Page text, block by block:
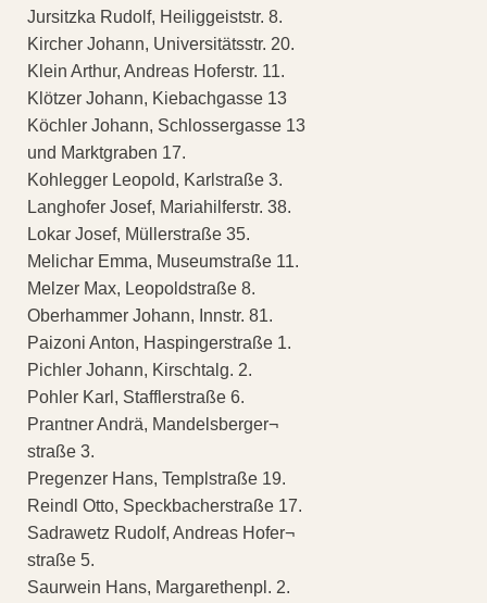
Jursitzka Rudolf, Heiliggeiststr. 8.
Kircher Johann, Universitätsstr. 20.
Klein Arthur, Andreas Hoferstr. 11.
Klötzer Johann, Kiebachgasse 13
Köchler Johann, Schlossergasse 13
und Marktgraben 17.
Kohlegger Leopold, Karlstraße 3.
Langhofer Josef, Mariahilferstr. 38.
Lokar Josef, Müllerstraße 35.
Melichar Emma, Museumstraße 11.
Melzer Max, Leopoldstraße 8.
Oberhammer Johann, Innstr. 81.
Paizoni Anton, Haspingerstraße 1.
Pichler Johann, Kirschtalg. 2.
Pohler Karl, Stafflerstraße 6.
Prantner Andrä, Mandelsberger¬
straße 3.
Pregenzer Hans, Templstraße 19.
Reindl Otto, Speckbacherstraße 17.
Sadrawetz Rudolf, Andreas Hofer¬
straße 5.
Saurwein Hans, Margarethenpl. 2.